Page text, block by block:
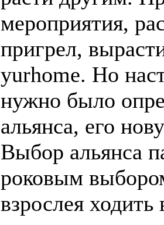
мероприятия,
пригрел,
yurhome. Но
нужно было
альянса, его
Выбор альянса
роковым
взрослея